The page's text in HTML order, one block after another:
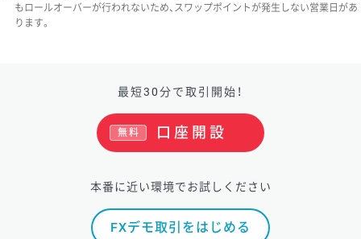
もロールオーバーが行われないため、スワップポイントが発生しない営業日があ
ります。
最短30分で取引開始！
口座開設
無料
本番に近い環境でお試しください
FXデモ取引をはじめる